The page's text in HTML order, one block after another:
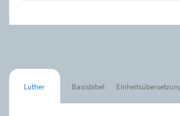
Luther Basisbibel Einheitsübersetzung